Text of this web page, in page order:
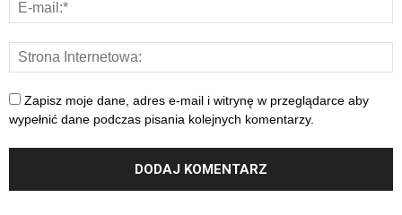
Zapisz moje dane, adres e-mail i witrynę w przeglądarce aby
wypełnić dane podczas pisania kolejnych komentarzy.